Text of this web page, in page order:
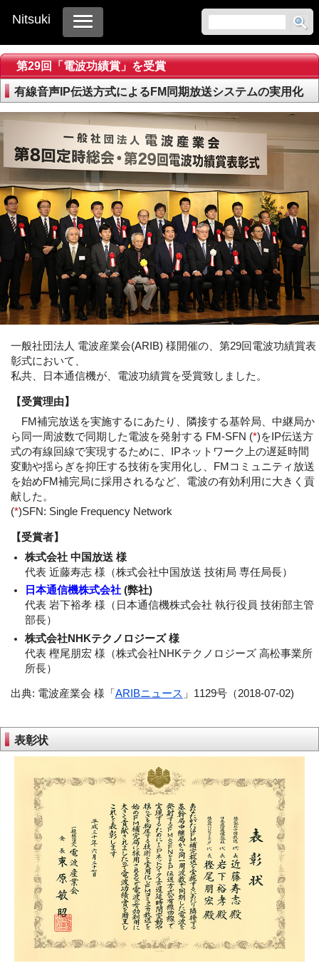
Nitsuki
第29回「電波功績賞」を受賞
有線音声IP伝送方式によるFM同期放送システムの実用化
一般社団法人 電波産業会(ARIB) 様開催の、第29回電波功績賞表
彰式において、
私共、日本通信機が、電波功績賞を受賞致しました。
【受賞理由】
FM補完放送を実施するにあたり、隣接する基幹局、中継局か
ら同一周波数で同期した電波を発射する FM-SFN (*)をIP伝送方
式の有線回線で実現するために、IPネットワーク上の遅延時間
変動や揺らぎを抑圧する技術を実用化し、FMコミュニティ放送
を始めFM補完局に採用されるなど、電波の有効利用に大きく貢
献した。
(*)SFN: Single Frequency Network
【受賞者】
株式会社 中国放送 様
代表 近藤寿志 様（株式会社中国放送 技術局 専任局長）
日本通信機株式会社 (弊社)
代表 岩下裕孝 様（日本通信機株式会社 執行役員 技術部主管
部長）
株式会社NHKテクノロジーズ 様
代表 樫尾朋宏 様（株式会社NHKテクノロジーズ 高松事業所
所長）
出典: 電波産業会 様「 ARIBニュース 」1129号（2018-07-02)
表彰状